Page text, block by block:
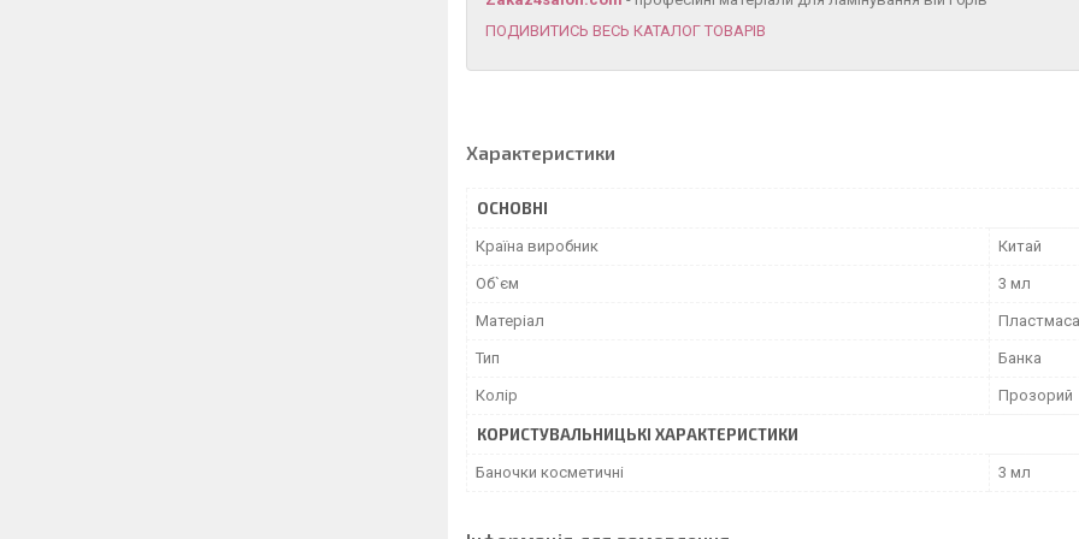
ПОДИВИТИСЬ ВЕСЬ КАТАЛОГ ТОВАРІВ
Характеристики
ОСНОВНІ
Країна виробник Китай
Об`єм 3 мл
Матеріал Пластмаса
Тип Банка
Колір Прозорий
КОРИСТУВАЛЬНИЦЬКІ ХАРАКТЕРИСТИКИ
Баночки косметичні 3 мл